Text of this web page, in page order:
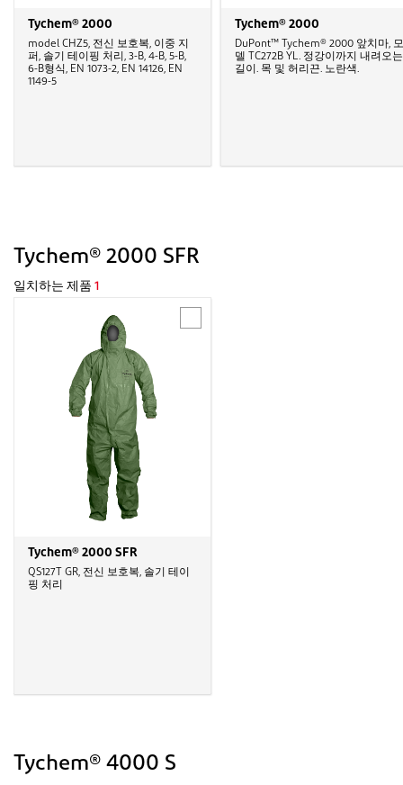
Tychem® 2000
model CHZ5, 전신 보호복, 이중 지
퍼, 솔기 테이핑 처리, 3-B, 4-B, 5-B,
6-B형식, EN 1073-2, EN 14126, EN
1149-5
Tychem® 2000
DuPont™ Tychem® 2000 앞치마, 모
델 TC272B YL. 정강이까지 내려오는
길이. 목 및 허리끈. 노란색.
Tychem® 2000 SFR
일치하는 제품 1
Tychem® 2000 SFR
QS127T GR, 전신 보호복, 솔기 테이
핑 처리
Tychem® 4000 S